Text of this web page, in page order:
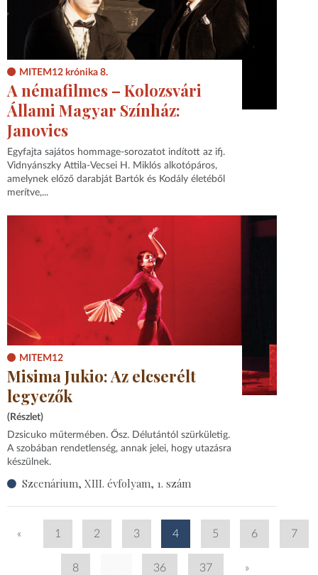
MITEM12 krónika 8.
A némafilmes – Kolozsvári
Állami Magyar Színház:
Janovics
Egyfajta sajátos hommage-sorozatot indított az ifj.
Vidnyánszky Attila-Vecsei H. Miklós alkotópáros,
amelynek előző darabját Bartók és Kodály életéből
merítve,...
MITEM12
Misima Jukio: Az elcserélt
legyezők
(Részlet)
Dzsicuko műtermében. Ősz. Délutántól szürkületig.
A szobában rendetlenség, annak jelei, hogy utazásra
készülnek.
Szcenárium, XIII. évfolyam, 1. szám
« 1 2 3 4 5 6 7
8 36 37 »